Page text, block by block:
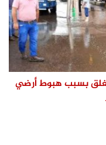
مغلق بسبب هبوط أرضي